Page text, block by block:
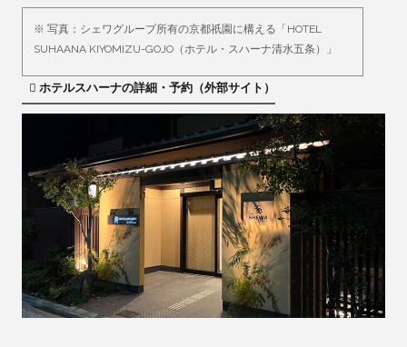
※ 写真：シェワグループ所有の京都祇園に構える「HOTEL
SUHAANA KIYOMIZU-GOJO（ホテル・スハーナ清水五条）」
ホテルスハーナの詳細・予約（外部サイト）